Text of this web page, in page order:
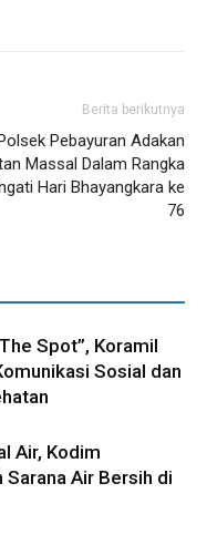
Berita berikutnya
Pebayuran Adakan
Massal Dalam Rangka
Hari Bhayangkara ke
76
Spot”, Koramil
Sosial dan
Air, Kodim
Air Bersih di